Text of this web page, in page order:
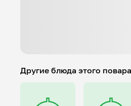
Другие блюда этого повара